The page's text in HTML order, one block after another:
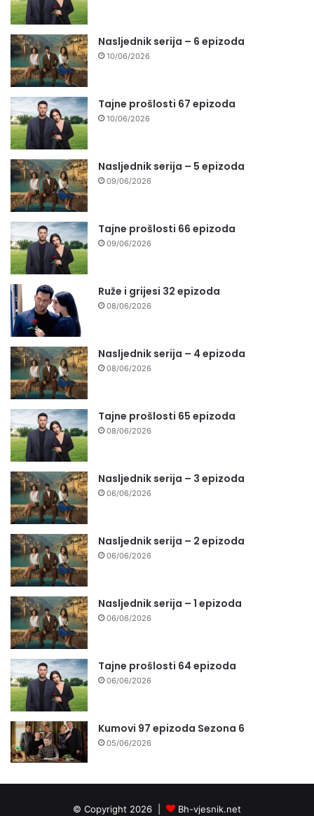
Nasljednik serija – 6 epizoda
10/06/2026
Tajne prošlosti 67 epizoda
10/06/2026
Nasljednik serija – 5 epizoda
09/06/2026
Tajne prošlosti 66 epizoda
09/06/2026
Ruže i grijesi 32 epizoda
08/06/2026
Nasljednik serija – 4 epizoda
08/06/2026
Tajne prošlosti 65 epizoda
08/06/2026
Nasljednik serija – 3 epizoda
06/06/2026
Nasljednik serija – 2 epizoda
06/06/2026
Nasljednik serija – 1 epizoda
06/06/2026
Tajne prošlosti 64 epizoda
06/06/2026
Kumovi 97 epizoda Sezona 6
05/06/2026
© Copyright 2026 | Bh-vjesnik.net